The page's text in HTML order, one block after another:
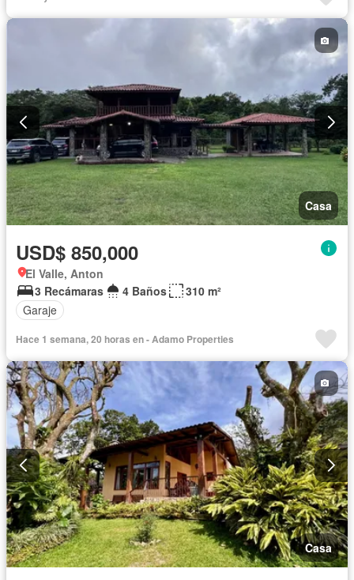
Casa
USD$ 850,000
El Valle, Anton
3 Recámaras
4 Baños
310 m²
Garaje
Hace 1 semana, 20 horas en - Adamo Properties
Casa